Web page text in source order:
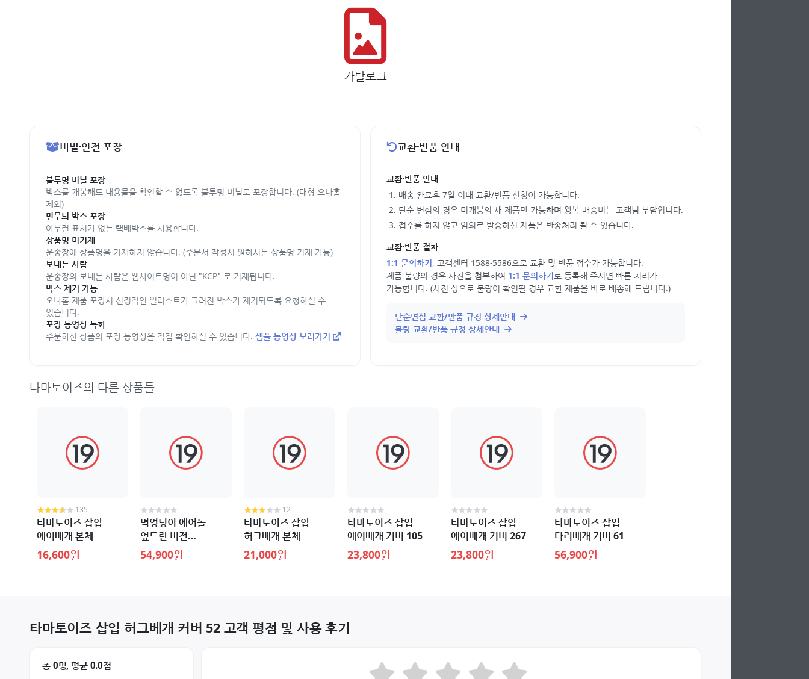
카탈로그
비밀·안전 포장
불투명 비닐 포장
박스를 개봉해도 내용물을 확인할 수 없도록 불투명 비닐로 포장합니다. (대형 오나홀
제외)
민무늬 박스 포장
아무런 표시가 없는 택배박스를 사용합니다.
상품명 미기재
운송장에 상품명을 기재하지 않습니다. (주문서 작성시 원하시는 상품명 기재 가능)
보내는 사람
운송장의 보내는 사람은 웹사이트명이 아닌 "KCP" 로 기재됩니다.
박스 제거 가능
오나홀 제품 포장시 선정적인 일러스트가 그려진 박스가 제거되도록 요청하실 수
있습니다.
포장 동영상 녹화
주문하신 상품의 포장 동영상을 직접 확인하실 수 있습니다. 샘플 동영상 보러가기
교환·반품 안내
교환·반품 안내
배송 완료후 7일 이내 교환/반품 신청이 가능합니다.
단순 변심의 경우 미개봉의 새 제품만 가능하며 왕복 배송비는 고객님 부담입니다.
접수를 하지 않고 임의로 발송하신 제품은 반송처리 될 수 있습니다.
교환·반품 절차
1:1 문의하기, 고객센터 1588-5586으로 교환 및 반품 접수가 가능합니다.
제품 불량의 경우 사진을 첨부하여 1:1 문의하기로 등록해 주시면 빠른 처리가
가능합니다. (사진 상으로 불량이 확인될 경우 교환 제품을 바로 배송해 드립니다.)
단순변심 교환/반품 규정 상세안내
불량 교환/반품 규정 상세안내
타마토이즈의 다른 상품들
135
타마토이즈 삽입
에어베개 본체
16,600원
벽엉덩이 에어돌
엎드린 버전
수량한정판
54,900원
12
타마토이즈 삽입
허그베개 본체
21,000원
타마토이즈 삽입
에어베개 커버 105
23,800원
타마토이즈 삽입
에어베개 커버 267
23,800원
타마토이즈 삽입
다리베개 커버 61
56,900원
타마토이즈 삽입 허그베개 커버 52 고객 평점 및 사용 후기
총 0명, 평균 0.0점